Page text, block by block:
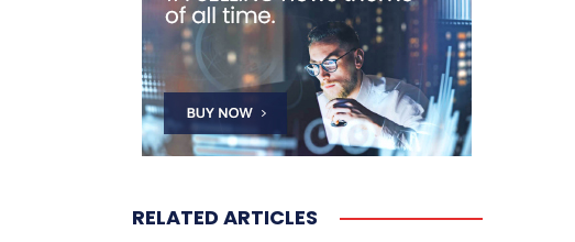
RELATED ARTICLES